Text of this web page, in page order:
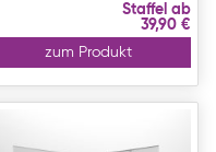
Staffel ab
39,90 €
zum Produkt